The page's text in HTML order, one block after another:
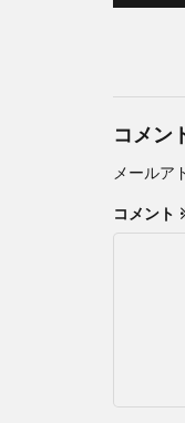
コメン
メールア
コメント